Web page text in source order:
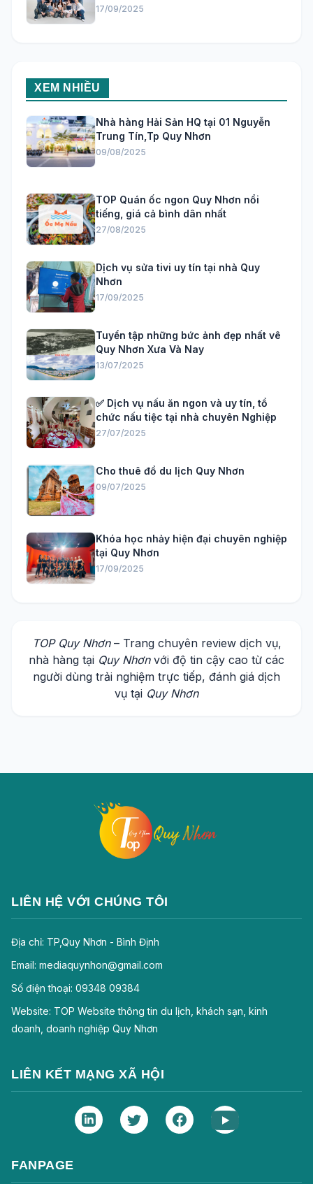
17/09/2025
XEM NHIỀU
Nhà hàng Hải Sản HQ tại 01 Nguyễn
Trung Tín,Tp Quy Nhơn
09/08/2025
TOP Quán ốc ngon Quy Nhơn nổi
tiếng, giá cả bình dân nhất
27/08/2025
Dịch vụ sửa tivi uy tín tại nhà Quy
Nhơn
17/09/2025
Tuyển tập những bức ảnh đẹp nhất vê
Quy Nhơn Xưa Và Nay
13/07/2025
✅ Dịch vụ nấu ăn ngon và uy tín, tổ
chức nấu tiệc tại nhà chuyên Nghiệp
27/07/2025
Cho thuê đồ du lịch Quy Nhơn
09/07/2025
Khóa học nhảy hiện đại chuyên nghiệp
tại Quy Nhơn
17/09/2025
TOP Quy Nhơn– Trang chuyên review dịch vụ,
nhà hàng tại Quy Nhơnvới độ tin cậy cao từ các
người dùng trải nghiệm trực tiếp, đánh giá dịch
vụ tại Quy Nhơn
LIÊN HỆ VỚI CHÚNG TÔI
Địa chỉ: TP,Quy Nhơn - Bình Định
Email: mediaquynhon@gmail.com
Số điện thoại: 09348 09384
Website: TOP Website thông tin du lịch, khách sạn, kinh
doanh, doanh nghiệp Quy Nhơn
LIÊN KẾT MẠNG XÃ HỘI
FANPAGE